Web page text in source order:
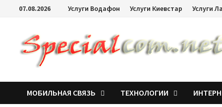
07.08.2026 Услуги Водафон Услуги Киевстар Услуги
МОБИЛЬНАЯ СВЯЗЬ ТЕХНОЛОГИИ